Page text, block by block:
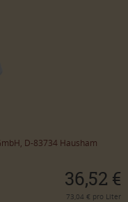
D-83734 Hausham
36,52 €
73,04 € pro Liter